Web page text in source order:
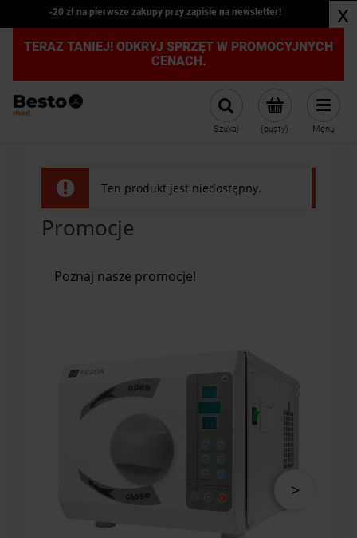
-20 zł na pierwsze zakupy przy zapisie na newsletter! x
TERAZ TANIEJ! ODKRYJ SPRZĘT W PROMOCYJNYCH
CENACH.
(pusty)
Szukaj Menu
Ten produkt jest niedostępny.
Promocje
Poznaj nasze promocje!